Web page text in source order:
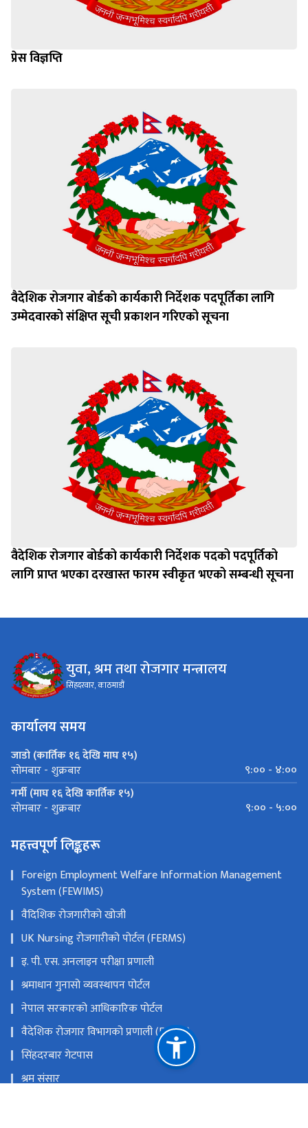
वैदेशिक रोजगार बोर्डको कार्यकारी निर्देशक पदपूर्तिका लागि
वैदेशिक रोजगार बोर्डको कार्यकारी निर्देशक पदको पदपूर्तिको
युवा, श्रम तथा रोजगार मन्त्रालय
कार्यालय समय
जाडो (कार्तिक १६ देखि माघ १५)
सोमबार - शुक्रबार
९:०० - ४:००
गर्मी (माघ १६ देखि कार्तिक १५)
Foreign Employment Welfare Information Management
System (FEWIMS)
वैदिशिक रोजगारीको खोजी
UK Nursing रोजगारीको पोर्टल (FERMS)
इ. पी. एस. अनलाइन परीक्षा प्रणाली
श्रमाधान गुनासो व्यवस्थापन पोर्टल
नेपाल सरकारको आधिकारिक पोर्टल
वैदेशिक रोजगार विभागको प्रणाली (FEIMS)
सिंहदरबार गेटपास